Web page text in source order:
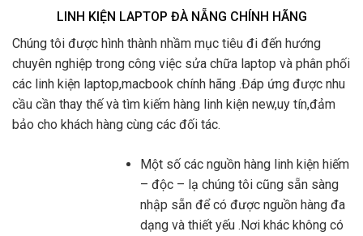
LINH KIỆN LAPTOP ĐÀ NẴNG CHÍNH HÃNG
Chúng tôi được hình thành nhầm mục tiêu đi đến hướng
chuyên nghiệp trong công việc sửa chữa laptop và phân phối
các linh kiện laptop,macbook chính hãng .Đáp ứng được nhu
cầu cần thay thế và tìm kiếm hàng linh kiện new,uy tín,đảm
bảo cho khách hàng cùng các đối tác.
Một số các nguồn hàng linh kiện hiếm
– độc – lạ chúng tôi cũng sẵn sàng
nhập sẵn để có được nguồn hàng đa
dạng và thiết yếu .Nơi khác không có